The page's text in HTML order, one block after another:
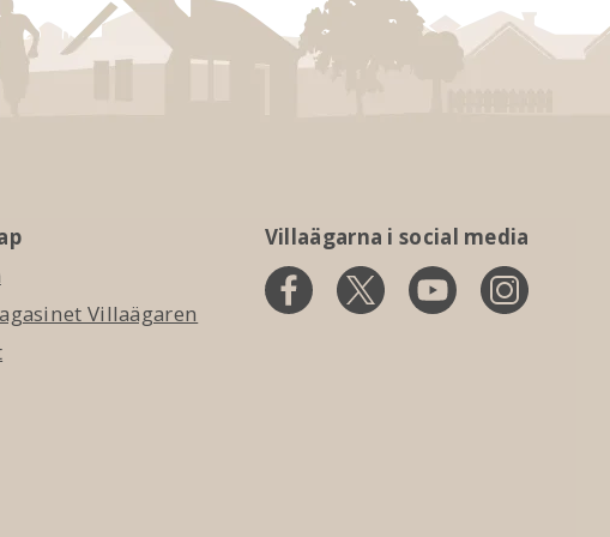
Villaägaren
Villaägarna i social media